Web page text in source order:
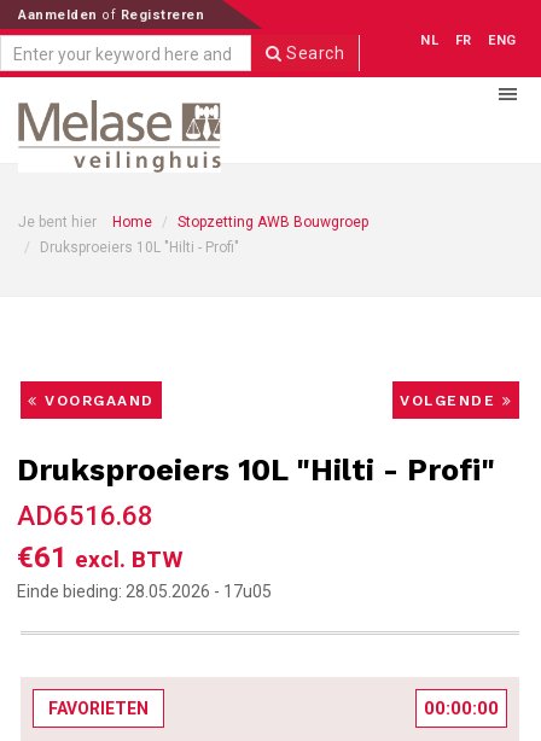
Aanmelden of Registreren
Search
NL FR ENG
Je bent hier Home
Stopzetting AWB Bouwgroep
Druksproeiers 10L "Hilti - Profi"
VOORGAAND VOLGENDE
Druksproeiers 10L "Hilti - Profi"
AD6516.68
€61 excl. BTW
Einde bieding: 28.05.2026 - 17u05
FAVORIETEN 00:00:00